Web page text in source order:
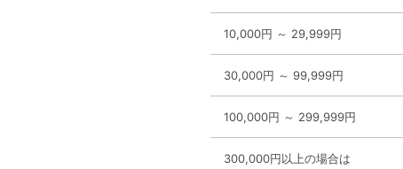
10,000円 ～ 29,999円
30,000円 ～ 99,999円
100,000円 ～ 299,999円
300,000円以上の場合は